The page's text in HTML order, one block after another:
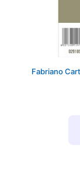
Fabriano